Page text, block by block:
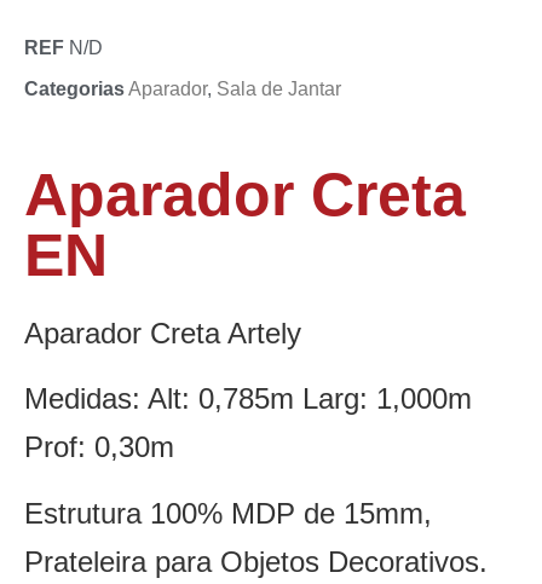
Aparador Creta
EN
Aparador Creta Artely
Medidas: Alt: 0,785m Larg: 1,000m
Prof: 0,30m
Estrutura 100% MDP de 15mm,
Prateleira para Objetos Decorativos.
REF N/D
CategoriasAparador, Sala de Jantar